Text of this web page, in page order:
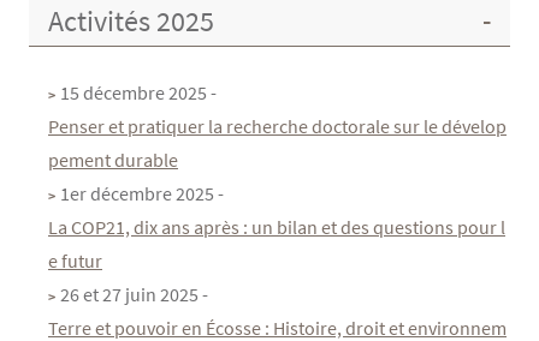
Activités 2025
15 décembre 2025 -
Penser et pratiquer la recherche doctorale sur le dévelop
pement durable
1er décembre 2025 -
La COP21, dix ans après : un bilan et des questions pour l
e futur
26 et 27 juin 2025 -
Terre et pouvoir en Écosse : Histoire, droit et environnem